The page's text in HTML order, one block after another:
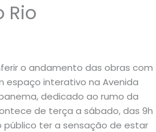
Rio
o andamento das obras com
espaço interativo na Avenida
dedicado ao rumo da
de terça a sábado, das 9h
ter a sensação de estar